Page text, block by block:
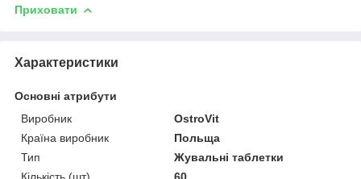
Приховати
Характеристики
Основні атрибути
Виробник
OstroVit
Країна виробник
Польща
Тип
Жувальні таблетки
Кількість (шт)
60